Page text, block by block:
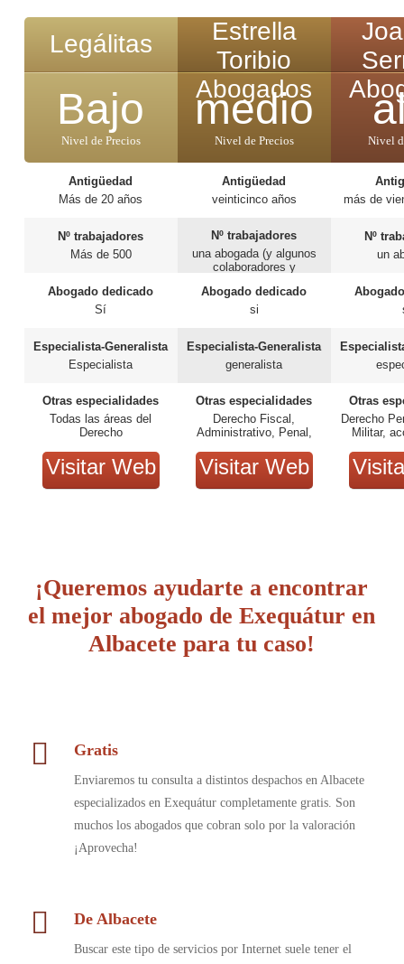
Legálitas
Bajo
Nivel de Precios
Antigüedad
Más de 20 años
Nº trabajadores
Más de 500
Abogado dedicado
Sí
Especialista-Generalista
Especialista
Otras especialidades
Todas las áreas del
Derecho
Visitar Web
Estrella
Toribio
Abogados
medio
Nivel de Precios
Antigüedad
veinticinco años
Nº trabajadores
una abogada (y algunos
colaboradores y
Abogado dedicado
si
Especialista-Generalista
generalista
Otras especialidades
Derecho Fiscal,
Administrativo, Penal,
Visitar Web
Nivel
más de
Nº
un
Otras
Derecho
Militar,
¡Queremos ayudarte a encontrar
el mejor abogado de Exequátur en
Albacete para tu caso!
Gratis
Enviaremos tu consulta a distintos despachos en Albacete
especializados en Exequátur completamente gratis. Son
muchos los abogados que cobran solo por la valoración
¡Aprovecha!
De Albacete
Buscar este tipo de servicios por Internet suele tener el